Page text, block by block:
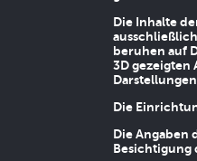
Die Inhalte
beruhen auf
3D gezeigten
Die
Die
Besichtigung